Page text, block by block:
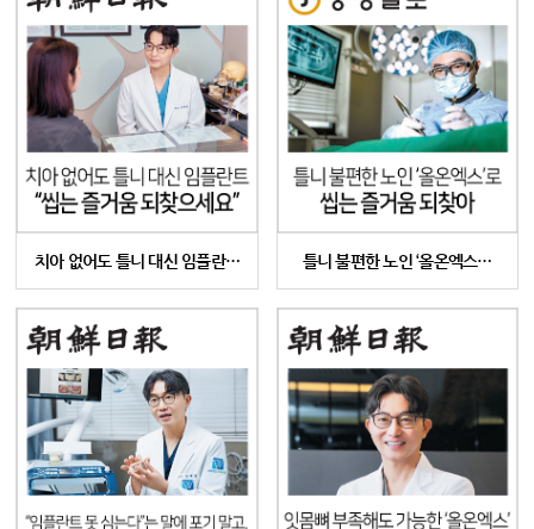
치아 없어도 틀니 대신 임플란… 틀니 불편한 노인 ‘올온엑스…